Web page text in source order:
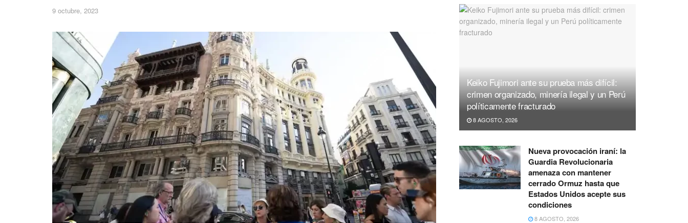
9 octubre, 2023
Keiko Fujimori ante su prueba más difícil:
crimen organizado, minería ilegal y un Perú
políticamente fracturado
8 AGOSTO, 2026
Nueva provocación iraní: la
Guardia Revolucionaria
amenaza con mantener
cerrado Ormuz hasta que
Estados Unidos acepte sus
condiciones
8 AGOSTO, 2026